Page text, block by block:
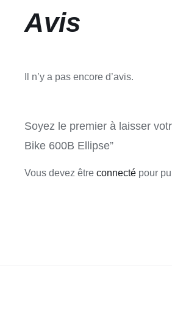
Avis
Il n’y a pas encore d’avis.
Soyez le premier à laisser
Bike 600B Ellipse”
Vous devez être connectépour